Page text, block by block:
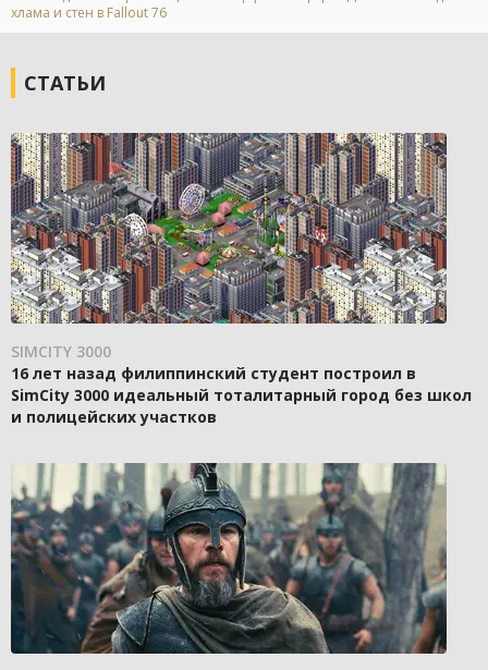
хлама и стен в Fallout 76
СТАТЬИ
SIMCITY 3000
16 лет назад филиппинский студент построил в
SimCity 3000 идеальный тоталитарный город без школ
и полицейских участков